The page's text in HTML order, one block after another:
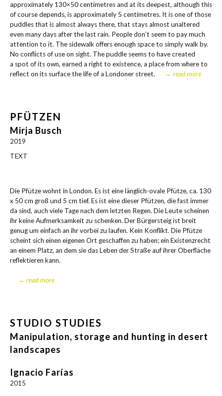
appro­xi­m­ate­ly 130×50 cen­ti­me­t­res and at its deepest, alt­hough this
of cour­se depends, is appro­xi­m­ate­ly 5 cen­ti­me­t­res. It is one of tho­se
pudd­les that is almost always the­re, that stays almost unal­te­red
even many days after the last rain. Peo­p­le don’t seem to pay much
atten­ti­on to it. The side­walk offers enough space to sim­ply walk by.
No con­flicts of use on sight. The pudd­le seems to have crea­ted
a spot of its own, ear­ned a right to exis­tence, a place from whe­re to
reflect on its sur­face the life of a Lon­do­ner street.
→ read more
PFÜTZEN
Mirja Busch
2019
TEXT
Die Pfüt­ze wohnt in Lon­don. Es ist eine läng­lich-ova­le Pfüt­ze, ca. 130
x 50 cm groß und 5 cm tief. Es ist eine die­ser Pfüt­zen, die fast immer
da sind, auch vie­le Tage nach dem letz­ten Regen. Die Leu­te schei­nen
ihr kei­ne Auf­merk­sam­keit zu schen­ken. Der Bür­ger­steig ist breit
genug um ein­fach an ihr vor­bei zu lau­fen. Kein Kon­flikt. Die Pfüt­ze
scheint sich einen eige­nen Ort geschaf­fen zu haben; ein Exis­tenz­recht
an einem Platz, an dem sie das Leben der Stra­ße auf ihrer Ober­flä­che
reflek­tie­ren kann.
→ read more
STUDIO STUDIES
Manipulation, storage and hunting in desert
landscapes
Ignacio Farías
2015